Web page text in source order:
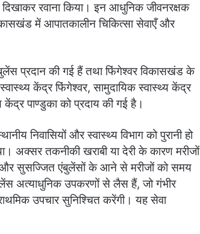
रवाना किया। इन आधुनिक जीवनरक्षक
में आपातकालीन चिकित्सा सेवाएँ और
प्रदान की गई हैं तथा ​फिंगेश्वर विकासखंड के
केंद्र फिंगेश्वर, सामुदायिक स्वास्थ्य केंद्र
केंद्र पाण्डुका को प्रदाय की गई है।
निवासियों और स्वास्थ्य विभाग को पुरानी हो
अक्सर तकनीकी खराबी या देरी के कारण मरीजों
सुसज्जित एंबुलेंसों के आने से मरीजों को समय
अत्याधुनिक उपकरणों से लैस हैं, जो गंभीर
उपचार सुनिश्चित करेंगी। यह सेवा